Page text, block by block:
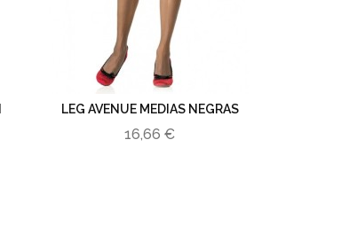
LEG AVENUE MEDIAS NEGRAS
16,66 €